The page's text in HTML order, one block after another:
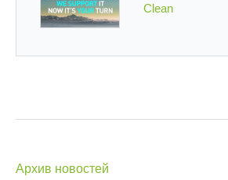
Clean
Архив новостей